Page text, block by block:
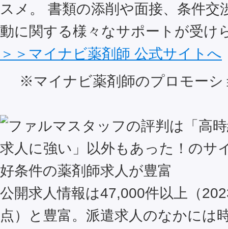
スメ。 書類の添削や面接、条件交
動に関する様々なサポートが受け
＞＞マイナビ薬剤師 公式サイトへ
※マイナビ薬剤師のプロモーシ
好条件の薬剤師求人が豊富
公開求人情報は47,000件以上（
点）と豊富。派遣求人のなかには